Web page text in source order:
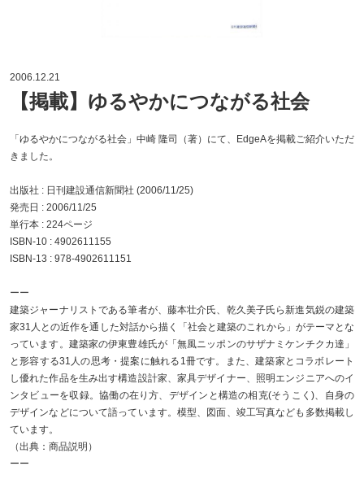
2006.12.21
【掲載】ゆるやかにつながる社会
「ゆるやかにつながる社会」中崎 隆司（著）にて、EdgeAを掲載ご紹介いただ
きました。
出版社 : 日刊建設通信新聞社 (2006/11/25)
発売日 : 2006/11/25
単行本 : 224ページ
ISBN-10 : 4902611155
ISBN-13 : 978-4902611151
ーー
建築ジャーナリストである筆者が、藤本壮介氏、乾久美子氏ら新進気鋭の建築
家31人との近作を通した対話から描く「社会と建築のこれから」がテーマとな
っています。建築家の伊東豊雄氏が「無風ニッポンのサザナミケンチクカ達」
と形容する31人の思考・提案に触れる1冊です。また、建築家とコラボレート
し優れた作品を生み出す構造設計家、家具デザイナー、照明エンジニアへのイ
ンタビューを収録。協働の在り方、デザインと構造の相克(そうこく)、自身の
デザインなどについて語っています。模型、図面、竣工写真なども多数掲載し
ています。
（出典：商品説明）
ーー